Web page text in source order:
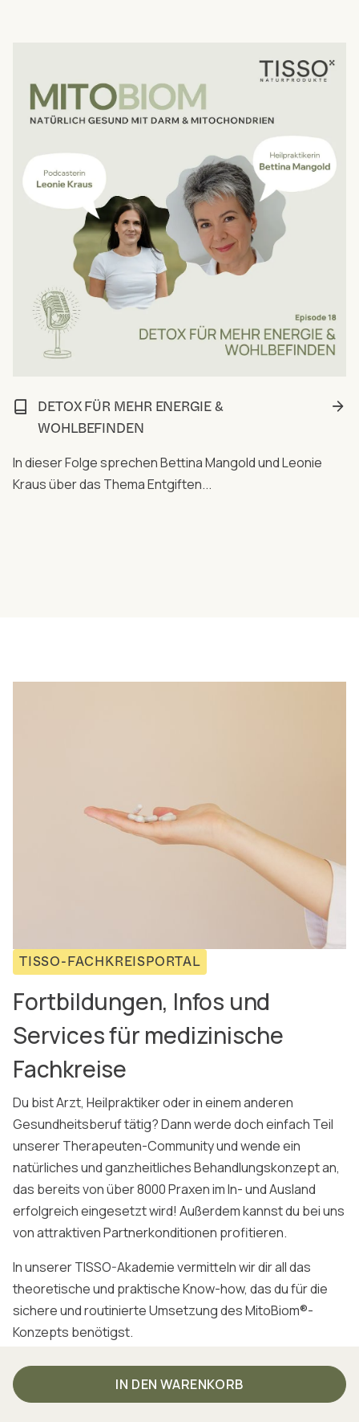
IN DEN WARENKORB
DETOX FÜR MEHR ENERGIE &
WOHLBEFINDEN
In dieser Folge sprechen Bettina Mangold und Leonie
Kraus über das Thema Entgiften...
TISSO-FACHKREISPORTAL
Fortbildungen, Infos und
Services für medizinische
Fachkreise
Du bist Arzt, Heilpraktiker oder in einem anderen
Gesundheitsberuf tätig? Dann werde doch einfach Teil
unserer Therapeuten-Community und wende ein
natürliches und ganzheitliches Behandlungskonzept an,
das bereits von über 8000 Praxen im In- und Ausland
erfolgreich eingesetzt wird! Außerdem kannst du bei uns
von attraktiven Partnerkonditionen profitieren.
In unserer TISSO-Akademie vermitteln wir dir all das
theoretische und praktische Know-how, das du für die
sichere und routinierte Umsetzung des MitoBiom®-
Konzepts benötigst.
ZUM FACHKREISPORTAL